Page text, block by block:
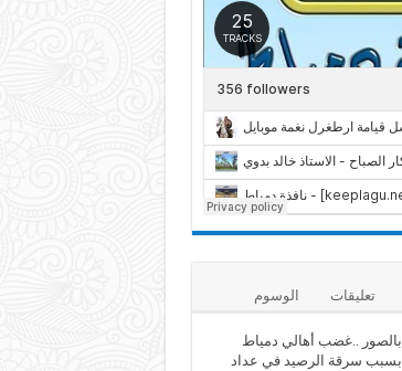
تعليقات الوسوم
بالصور ..غضب أهالي دمياط
بسبب سرقة الرصيد في عداد